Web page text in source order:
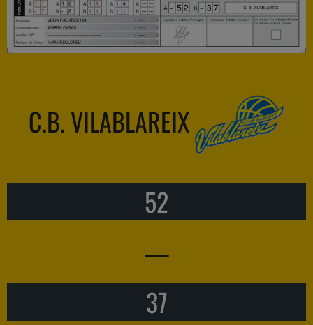
C.B. VILABLAREIX
52
—
37